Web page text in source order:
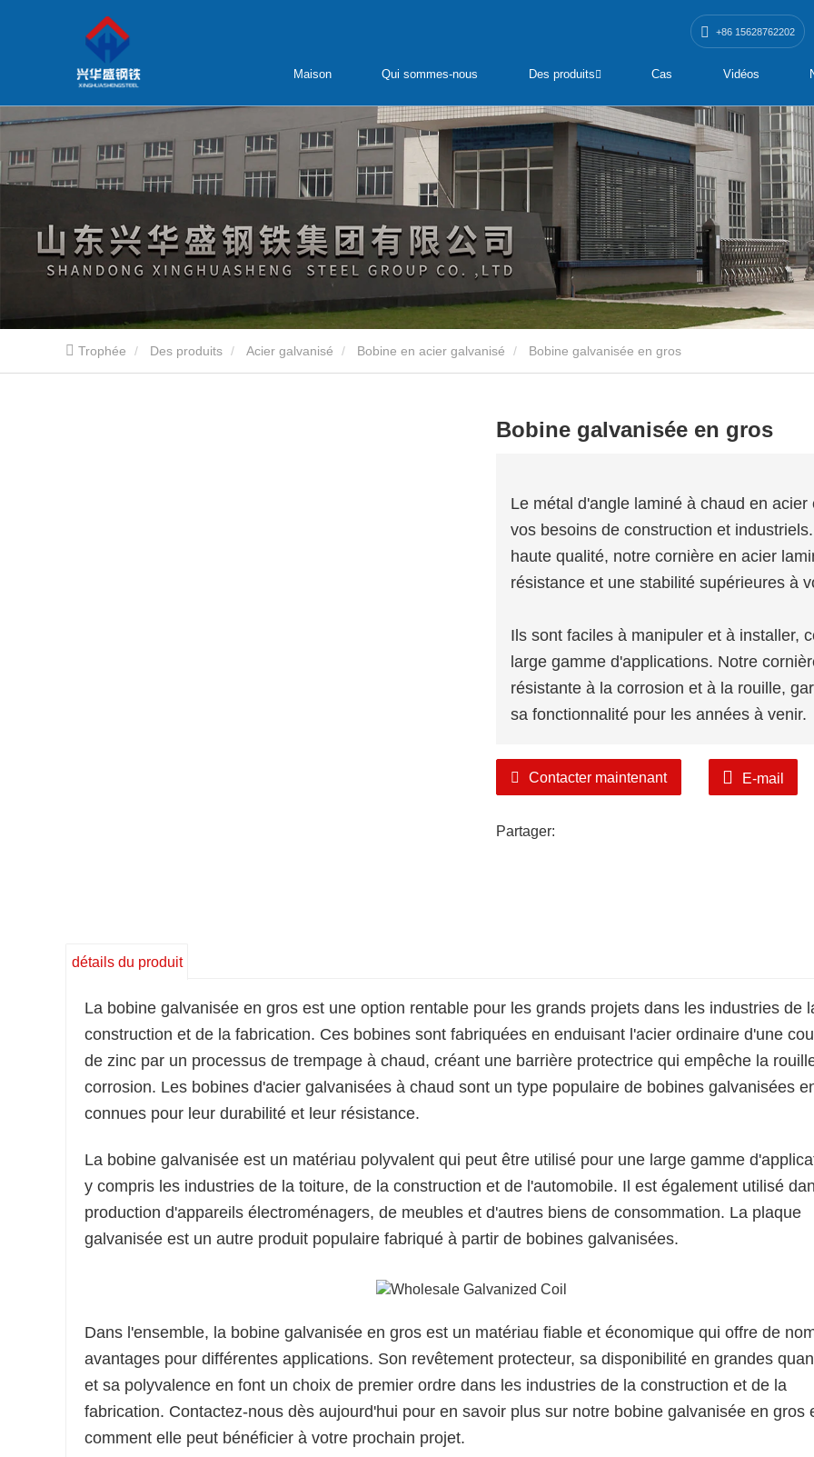
+86 15628762202
Maison Qui sommes-nous Des produits Cas Vidéos
Trophée Des produits Acier galvanisé Bobine en acier galvanisé Bobine galvanisée en gros
Bobine galvanisée en gros
Le métal d'angle laminé à chaud en
vos besoins de construction et
haute qualité, notre cornière en acier
résistance et une stabilité supérieures à
Ils sont faciles à manipuler et à installer,
large gamme d'applications. Notre
résistante à la corrosion et à la rouille,
sa fonctionnalité pour les années à venir.
Ils sont disponibles dans une large
de choisir l'option parfaite qui répond
Contacter maintenant E-mail
Partager:
détails du produit
La bobine galvanisée en gros est une option rentable pour les grands projets dans les industries de
construction et de la fabrication. Ces bobines sont fabriquées en enduisant l'acier ordinaire d'une
de zinc par un processus de trempage à chaud, créant une barrière protectrice qui empêche la
corrosion. Les bobines d'acier galvanisées à chaud sont un type populaire de bobines galvanisées
connues pour leur durabilité et leur résistance.
La bobine galvanisée est un matériau polyvalent qui peut être utilisé pour une large gamme
y compris les industries de la toiture, de la construction et de l'automobile. Il est également utilisé
production d'appareils électroménagers, de meubles et d'autres biens de consommation. La plaque
galvanisée est un autre produit populaire fabriqué à partir de bobines galvanisées.
Dans l'ensemble, la bobine galvanisée en gros est un matériau fiable et économique qui offre de
avantages pour différentes applications. Son revêtement protecteur, sa disponibilité en grandes
et sa polyvalence en font un choix de premier ordre dans les industries de la construction et de la
fabrication. Contactez-nous dès aujourd'hui pour en savoir plus sur notre bobine galvanisée en gros
comment elle peut bénéficier à votre prochain projet.